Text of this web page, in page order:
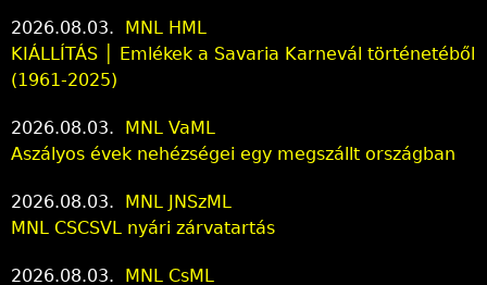
2026.08.03.
MNL HML
KIÁLLÍTÁS │ Emlékek a Savaria Karnevál történetéből
(1961-2025)
2026.08.03.
MNL VaML
Aszályos évek nehézségei egy megszállt országban
2026.08.03.
MNL JNSzML
MNL CSCSVL nyári zárvatartás
2026.08.03.
MNL CsML